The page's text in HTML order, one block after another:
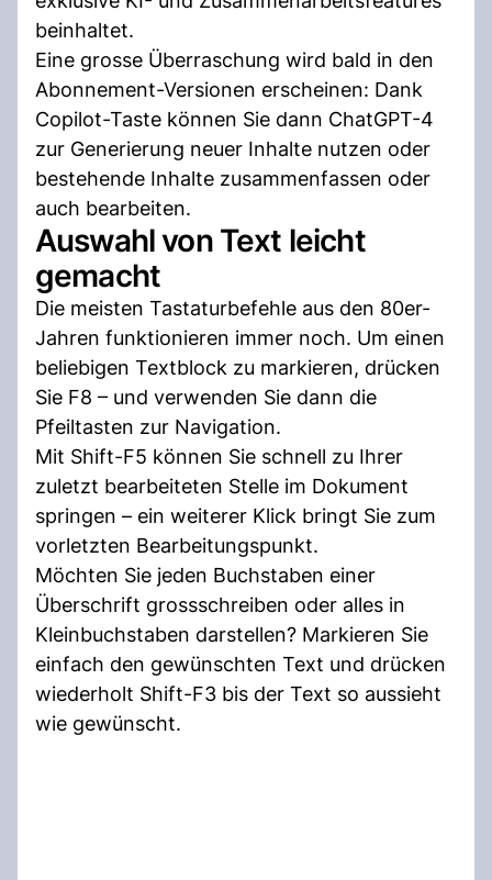
beinhaltet.
Eine grosse Überraschung wird bald in den
Abonnement-Versionen erscheinen: Dank
Copilot-Taste können Sie dann ChatGPT-4
zur Generierung neuer Inhalte nutzen oder
bestehende Inhalte zusammenfassen oder
auch bearbeiten.
Auswahl von Text leicht
gemacht
Die meisten Tastaturbefehle aus den 80er-
Jahren funktionieren immer noch. Um einen
beliebigen Textblock zu markieren, drücken
Sie F8 – und verwenden Sie dann die
Pfeiltasten zur Navigation.
Mit Shift-F5 können Sie schnell zu Ihrer
zuletzt bearbeiteten Stelle im Dokument
springen – ein weiterer Klick bringt Sie zum
vorletzten Bearbeitungspunkt.
Möchten Sie jeden Buchstaben einer
Überschrift grossschreiben oder alles in
Kleinbuchstaben darstellen? Markieren Sie
einfach den gewünschten Text und drücken
wiederholt Shift-F3 bis der Text so aussieht
wie gewünscht.